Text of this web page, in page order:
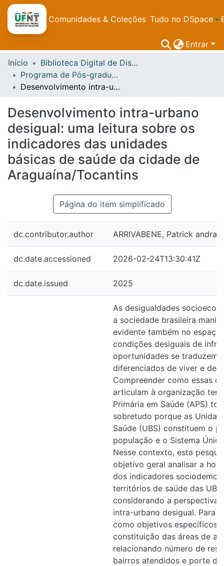
Comunidades & Coleções Tudo no DSpace
Entrar
Início
Biblioteca Digital de Dissertações e Teses da UFNT
Programa de Pós-graduação em Demandas Populares e Dinâmicas Regionais - PPGDire
Desenvolvimento intra-urbano desigual: uma leitura sobre os indicadores das unidades básicas de saúde da cidade de Araguaína/Tocantins
Desenvolvimento intra-urbano
desigual: uma leitura sobre os
indicadores das unidades
básicas de saúde da cidade de
Araguaína/Tocantins
Página do item simplificado
dc.contributor.author ARRIVABENE, Patrick
dc.date.accessioned 2026-02-24T13:30:41Z
dc.date.issued 2025
As desigualdades
a sociedade brasileira
evidente também no espaço
condições desiguais de
oportunidades se traduzem
diferenciados de viver e de
Compreender como essas
articulam à organização
Primária em Saúde (APS)
sobretudo porque as
Saúde (UBS) constituem o
população e o Sistema
Nesse contexto, esta
objetivo geral analisar a
dos indicadores
territórios de saúde das
considerando a perspectiva
intra-urbano desigual. Para
como objetivos específicos:
constituição das áreas de
relacionando número de
bairros atendidos e porte